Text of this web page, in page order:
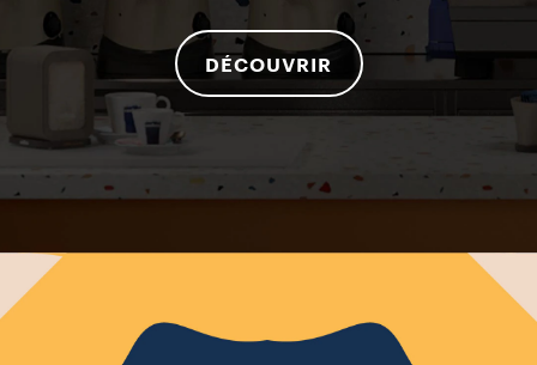
DÉCOUVRIR